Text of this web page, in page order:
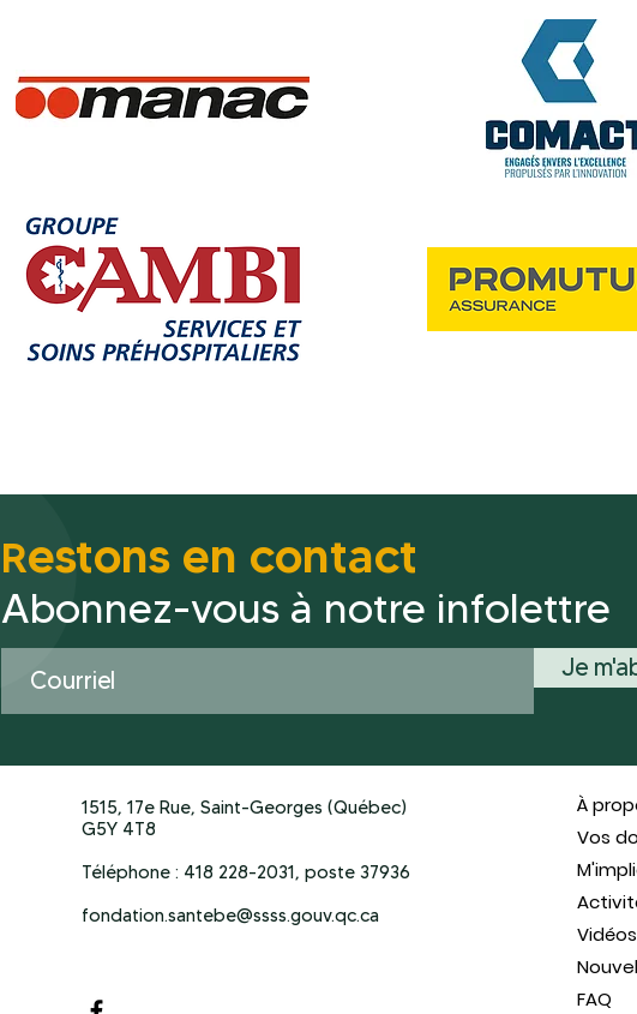
Restons en contact
Abonnez-vous à notre infolettre
Je
1515, 17e Rue, Saint-Georges (Québec)
G5Y 4T8
Téléphone : 418 228-2031, poste 37936
fondation.santebe@ssss.gouv.qc.ca
À
Vos
Vidéos
FAQ